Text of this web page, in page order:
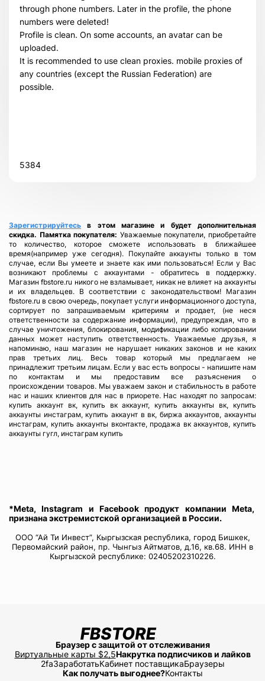
through phone numbers. Later in the profile, the phone
numbers were deleted!
Profile is clean. On some accounts, an avatar can be
uploaded.
It is recommended to use clean proxies. mobile proxies of
any countries (except the Russian Federation) are
possible.
5384
Зарегистрируйтесь
в этом магазине и будет дополнительная
скидка. Памятка покупателя: Уважаемые покупатели, приобретайте
то количество, которое сможете использовать в ближайшее
время(например уже сегодня). Покупайте аккаунты только в том
случае, если Вы умеете и знаете как ими пользоваться! Если у Вас
возникают проблемы с аккаунтами - обратитесь в поддержку.
Магазин fbstore.ru никого не взламывает, никак не влияет на аккаунты
и их владельцев. В соответствии с законодательством! Магазин
fbstore.ru в свою очередь, покупает услуги информационного доступа,
сортирует по запрашиваемым критериям и продает, (не неся
ответственности за содержание информации), предупреждая, что в
случае уничтожения, блокирования, модификации либо копировании
данных может наступить ответственность. Уважаемые друзья, я
напоминаю, наш магазин не нарушает никаких законов и не каких
прав третьих лиц. Весь товар который мы предлагаем не
принадлежит третьим лицам. Если у вас есть вопросы - напишите нам
по контактам и мы предоставим все разъяснения о
происхождении товаров. Мы уважаем закон и стабильность в работе
нас и наших клиентов для нас в приорете. Нас находят по запросам:
купить аккаунт вк, купить вк аккаунт, купить аккаунты вк, купить
аккаунты инстаграм, купить аккаунт в вк, биржа аккаунтов, аккаунты
инстаграм, купить аккаунты вконтакте, продажа вк аккаунтов, купить
аккаунты гугл, инстаграм купить
*Meta, Instagram и Facebook продукт компании Meta,
признана экстремистской организацией в России.
ООО “Ай Ти Инвест”, Кыргызская республика, город Бишкек,
Первомайский район, пр. Чынгыз Айтматов, д.16, кв.68. ИНН в
Кыргызской республике: 02405202310226.
Браузер с защитой от отслеживания
Виртуальные карты $2,5Накрутка подписчиков и лайков
2faЗаработатьКабинет поставщикаБраузеры
Как получать выгоднее?Контакты